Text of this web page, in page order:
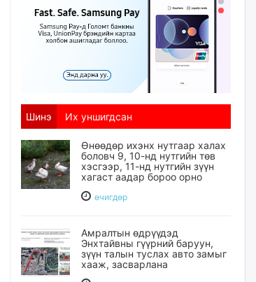
Шинэ Их уншигдсан
Өнөөдөр ихэнх нутгаар халах
боловч 9, 10-нд нутгийн төв
хэсгээр, 11-нд нутгийн зүүн
хагаст аадар бороо орно
өчигдѳр
Амралтын өдрүүдэд
Энхтайвны гүүрний баруун,
зүүн талын туслах авто замыг
хааж, засварлана